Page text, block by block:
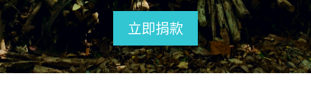
立即捐款